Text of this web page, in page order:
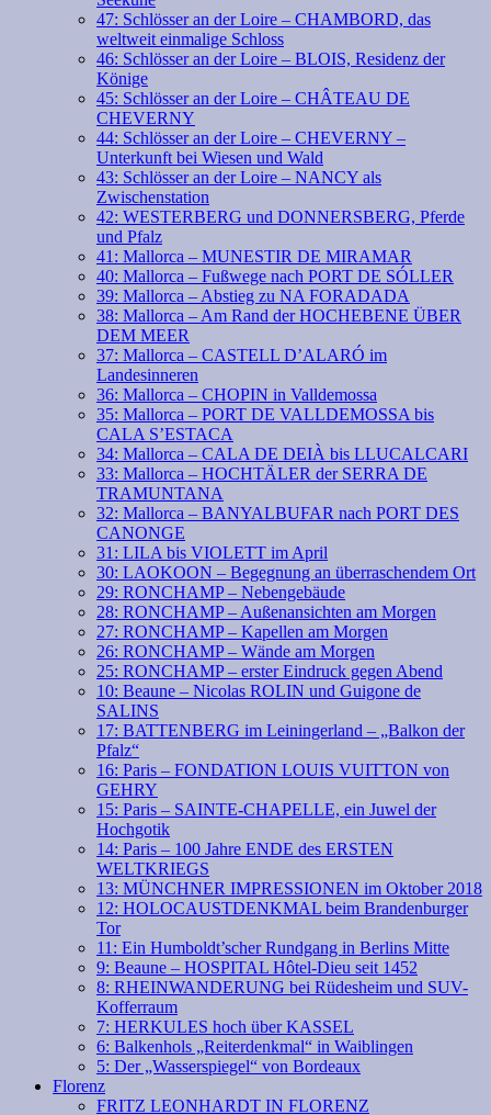
47: Schlösser an der Loire – CHAMBORD, das
weltweit einmalige Schloss
46: Schlösser an der Loire – BLOIS, Residenz der
Könige
45: Schlösser an der Loire – CHÂTEAU DE
CHEVERNY
44: Schlösser an der Loire – CHEVERNY –
Unterkunft bei Wiesen und Wald
43: Schlösser an der Loire – NANCY als
Zwischenstation
42: WESTERBERG und DONNERSBERG, Pferde
und Pfalz
41: Mallorca – MUNESTIR DE MIRAMAR
40: Mallorca – Fußwege nach PORT DE SÓLLER
39: Mallorca – Abstieg zu NA FORADADA
38: Mallorca – Am Rand der HOCHEBENE ÜBER
DEM MEER
37: Mallorca – CASTELL D’ALARÓ im
Landesinneren
36: Mallorca – CHOPIN in Valldemossa
35: Mallorca – PORT DE VALLDEMOSSA bis
CALA S’ESTACA
34: Mallorca – CALA DE DEIÀ bis LLUCALCARI
33: Mallorca – HOCHTÄLER der SERRA DE
TRAMUNTANA
32: Mallorca – BANYALBUFAR nach PORT DES
CANONGE
31: LILA bis VIOLETT im April
30: LAOKOON – Begegnung an überraschendem Ort
29: RONCHAMP – Nebengebäude
28: RONCHAMP – Außenansichten am Morgen
27: RONCHAMP – Kapellen am Morgen
26: RONCHAMP – Wände am Morgen
25: RONCHAMP – erster Eindruck gegen Abend
10: Beaune – Nicolas ROLIN und Guigone de
SALINS
17: BATTENBERG im Leiningerland – „Balkon der
Pfalz“
16: Paris – FONDATION LOUIS VUITTON von
GEHRY
15: Paris – SAINTE-CHAPELLE, ein Juwel der
Hochgotik
14: Paris – 100 Jahre ENDE des ERSTEN
WELTKRIEGS
13: MÜNCHNER IMPRESSIONEN im Oktober 2018
12: HOLOCAUSTDENKMAL beim Brandenburger
Tor
11: Ein Humboldt’scher Rundgang in Berlins Mitte
9: Beaune – HOSPITAL Hôtel-Dieu seit 1452
8: RHEINWANDERUNG bei Rüdesheim und SUV-
Kofferraum
7: HERKULES hoch über KASSEL
6: Balkenhols „Reiterdenkmal“ in Waiblingen
5: Der „Wasserspiegel“ von Bordeaux
Florenz
FRITZ LEONHARDT IN FLORENZ